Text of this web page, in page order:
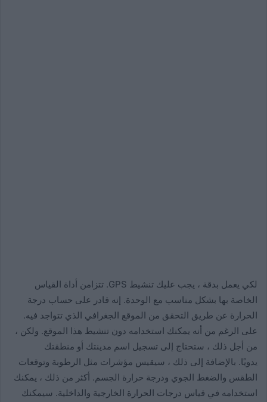
لكي يعمل بدقة ، يجب عليك تنشيط GPS. تتزامن أداة القياس
الخاصة بها بشكل مناسب مع الوحدة. إنه قادر على حساب درجة
الحرارة عن طريق التحقق من الموقع الجغرافي الذي تتواجد فيه.
على الرغم من أنه يمكنك استخدامه دون تنشيط هذا الموقع. ولكن ،
من أجل ذلك ، ستحتاج إلى تسجيل اسم مدينتك أو منطقتك
يدويًا. بالإضافة إلى ذلك ، سيقيس مؤشرات مثل الرطوبة وتوقعات
الطقس والضغط الجوي ودرجة حرارة الجسم. أكثر من ذلك ، يمكنك
استخدامه في قياس درجات الحرارة الخارجية والداخلية. سيمكنك